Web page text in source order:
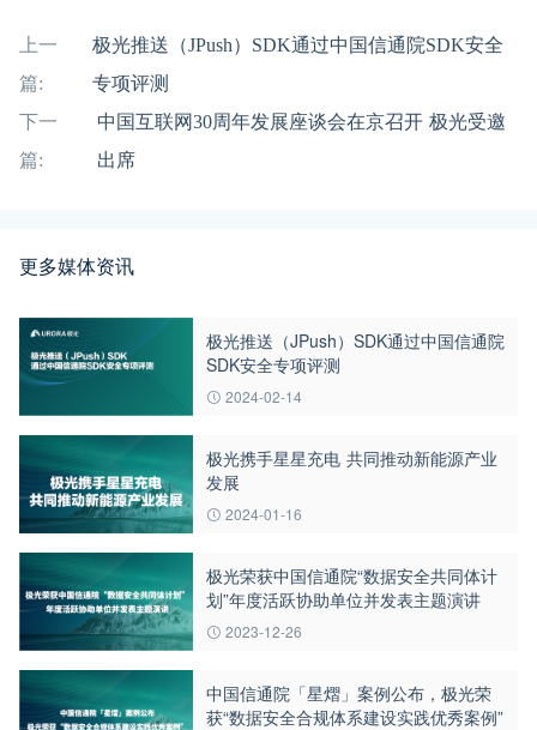
上一
篇:
极光推送（JPush）SDK通过中国信通院SDK安全
专项评测
下一
篇:
中国互联网30周年发展座谈会在京召开 极光受邀
出席
更多媒体资讯
极光推送（JPush）SDK通过中国信通院
SDK安全专项评测
2024-02-14
极光携手星星充电 共同推动新能源产业
发展
2024-01-16
极光荣获中国信通院“数据安全共同体计
划”年度活跃协助单位并发表主题演讲
2023-12-26
中国信通院「星熠」案例公布，极光荣
获“数据安全合规体系建设实践优秀案例”